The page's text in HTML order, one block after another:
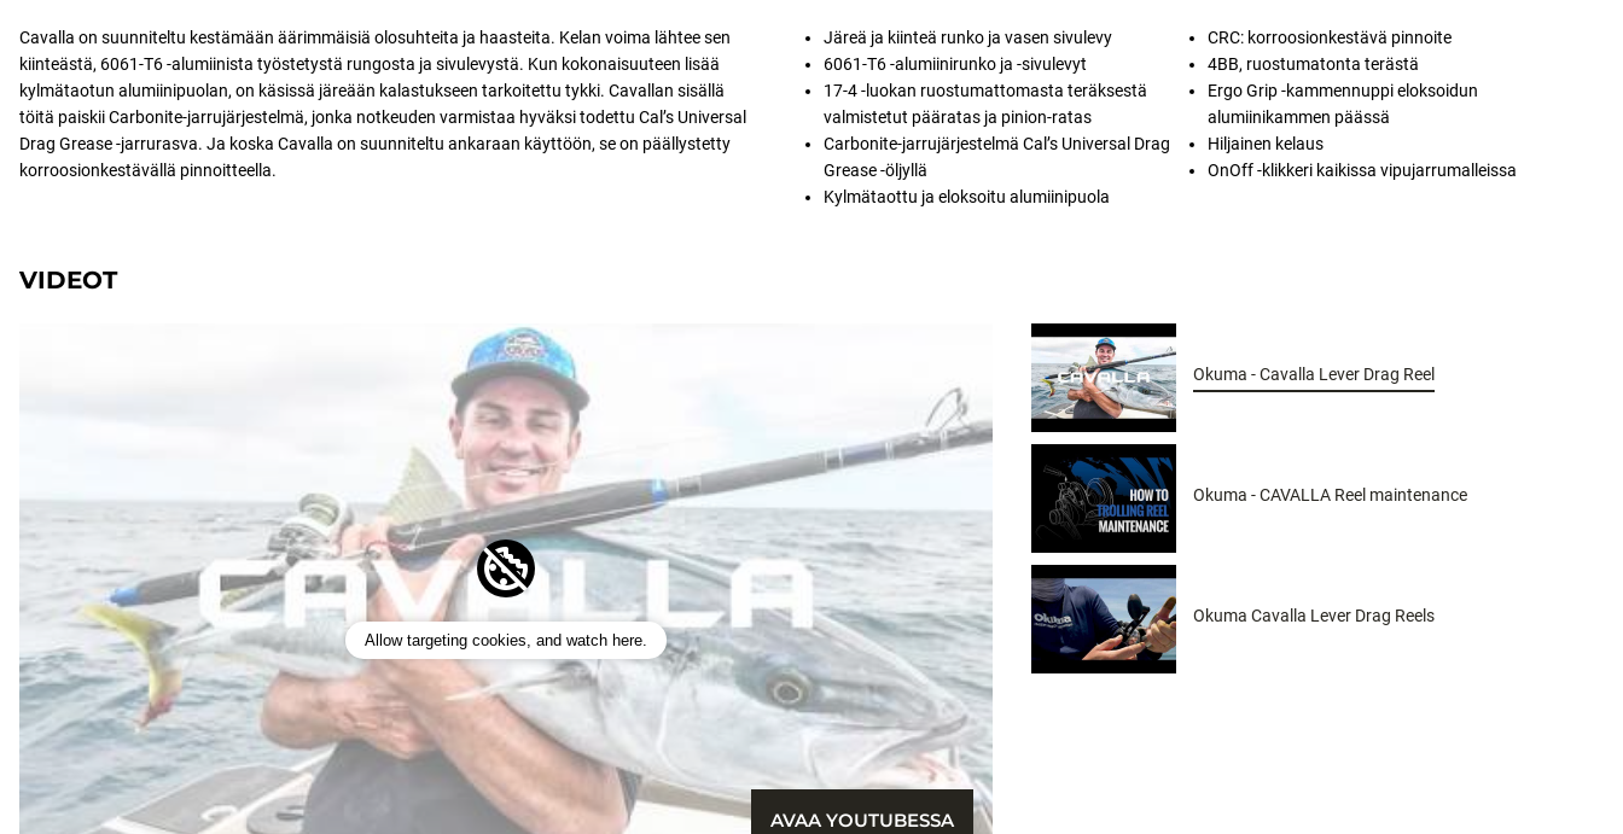
Cavalla on suunniteltu kestämään äärimmäisiä olosuhteita ja haasteita. Kelan voima lähtee sen
kiinteästä, 6061-T6 -alumiinista työstetystä rungosta ja sivulevystä. Kun kokonaisuuteen lisää
kylmätaotun alumiinipuolan, on käsissä järeään kalastukseen tarkoitettu tykki. Cavallan sisällä
töitä paiskii Carbonite-jarrujärjestelmä, jonka notkeuden varmistaa hyväksi todettu Cal’s Universal
Drag Grease -jarrurasva. Ja koska Cavalla on suunniteltu ankaraan käyttöön, se on päällystetty
korroosionkestävällä pinnoitteella.
Järeä ja kiinteä runko ja vasen sivulevy
6061-T6 -alumiinirunko ja -sivulevyt
17-4 -luokan ruostumattomasta teräksestä
valmistetut pääratas ja pinion-ratas
Carbonite-jarrujärjestelmä Cal’s Universal Drag
Grease -öljyllä
Kylmätaottu ja eloksoitu alumiinipuola
CRC: korroosionkestävä pinnoite
4BB, ruostumatonta terästä
Ergo Grip -kammennuppi eloksoidun
alumiinikammen päässä
Hiljainen kelaus
OnOff -klikkeri kaikissa vipujarrumalleissa
VIDEOT
Allow targeting cookies, and watch here.
AVAA YOUTUBESSA
Okuma - Cavalla Lever Drag Reel
Okuma - CAVALLA Reel maintenance
Okuma Cavalla Lever Drag Reels